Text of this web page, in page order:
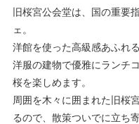
旧桜宮公会堂は、国の重要
ェ。
洋館を使った高級感あふれ
洋服の建物で優雅にランチ
桜を楽しめます。
周囲を木々に囲まれた旧桜
るので、散策ついでに立ち